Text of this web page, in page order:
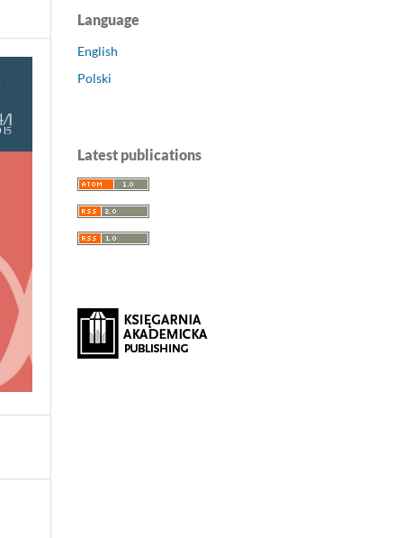
Language
English
Polski
Latest publications